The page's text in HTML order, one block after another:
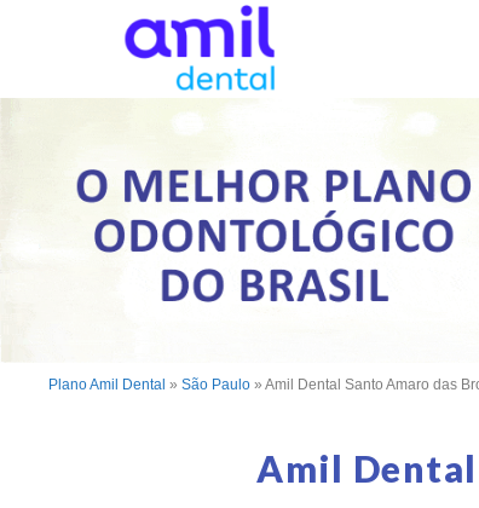
Plano Amil Dental » São Paulo » Amil Dental Santo Amaro das
Amil